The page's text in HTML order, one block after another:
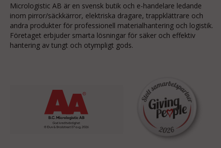
Micrologistic AB är en svensk butik och e-handelare ledande
inom pirror/säckkärror, elektriska dragare, trappklättrare och
andra produkter för professionell materialhantering och logistik.
Företaget erbjuder smarta lösningar för säker och effektiv
hantering av tungt och otympligt gods.